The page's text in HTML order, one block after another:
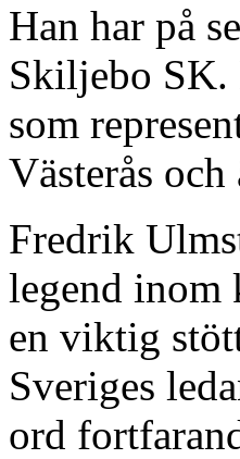
Han har på
Skiljebo SK.
som
Västerås
Fredrik
legend inom
en viktig
Sveriges
ord